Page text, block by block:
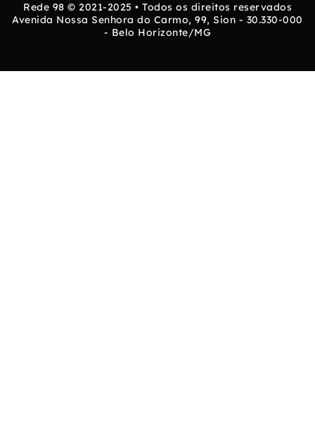
Rede 98 © 2021-2025 • Todos os direitos reservados
Avenida Nossa Senhora do Carmo, 99, Sion - 30.330-000
- Belo Horizonte/MG